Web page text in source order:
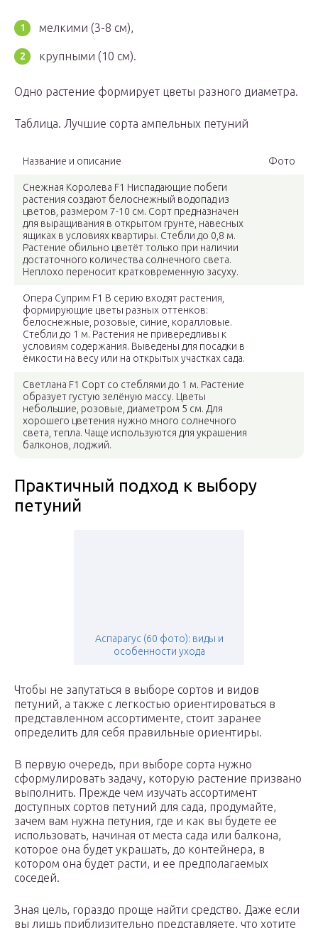
мелкими (3-8 см),
крупными (10 см).
Одно растение формирует цветы разного диаметра.
Таблица. Лучшие сорта ампельных петуний
Название и описание Фото
Снежная Королева F1 Ниспадающие побеги
растения создают белоснежный водопад из
цветов, размером 7-10 см. Сорт предназначен
для выращивания в открытом грунте, навесных
ящиках в условиях квартиры. Стебли до 0,8 м.
Растение обильно цветёт только при наличии
достаточного количества солнечного света.
Неплохо переносит кратковременную засуху.
Опера Суприм F1 В серию входят растения,
формирующие цветы разных оттенков:
белоснежные, розовые, синие, коралловые.
Стебли до 1 м. Растения не привередливы к
условиям содержания. Выведены для посадки в
ёмкости на весу или на открытых участках сада.
Светлана F1 Сорт со стеблями до 1 м. Растение
образует густую зелёную массу. Цветы
небольшие, розовые, диаметром 5 см. Для
хорошего цветения нужно много солнечного
света, тепла. Чаще используются для украшения
балконов, лоджий.
Практичный подход к выбору
петуний
Аспарагус (60 фото): виды и
особенности ухода
Чтобы не запутаться в выборе сортов и видов
петуний, а также с легкостью ориентироваться в
представленном ассортименте, стоит заранее
определить для себя правильные ориентиры.
В первую очередь, при выборе сорта нужно
сформулировать задачу, которую растение призвано
выполнить. Прежде чем изучать ассортимент
доступных сортов петуний для сада, продумайте,
зачем вам нужна петуния, где и как вы будете ее
использовать, начиная от места сада или балкона,
которое она будет украшать, до контейнера, в
котором она будет расти, и ее предполагаемых
соседей.
Зная цель, гораздо проще найти средство. Даже если
вы лишь приблизительно представляете, что хотите